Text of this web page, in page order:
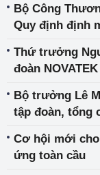
Bộ Công
Quy định định
Thứ trưởng
đoàn
Bộ trưởng Lê
tập đoàn, tổng
Cơ hội mới
ứng toàn cầu